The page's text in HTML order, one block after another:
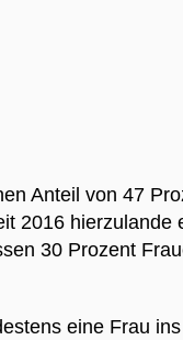
Anteil von 47
2016 hierzulande
30 Prozent
eine Frau ins